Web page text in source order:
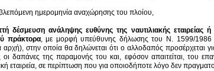
ημερομηνία αναχώρησης του πλοίου,
δέσμευση ανάληψης ευθύνης της ναυτιλιακής εταιρείας
πράκτορα, με μορφή υπεύθυνης δήλωσης του Ν. 1599/1986
αρχή), στην οποία θα δηλώνεται ότι ο αλλοδαπός προσέρχεται
οι δαπάνες της παραμονής του και, εφόσον απαιτείται, του
εταιρεία, σε περίπτωση που για οποιοδήποτε λόγο δεν